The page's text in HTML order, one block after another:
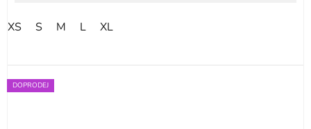
XS S M L XL
DOPRODEJ